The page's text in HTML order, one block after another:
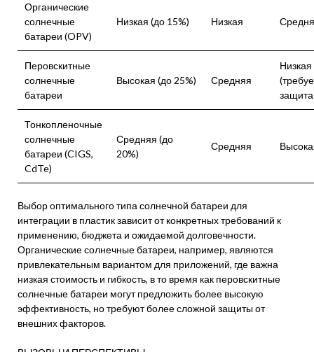
Органические
солнечные
батареи (OPV)
Низкая (до 15%) Низкая
Перовскитные
солнечные
батареи
Высокая (до 25%) Средняя
Низкая
защита
Тонкопленочные
солнечные
батареи (CIGS,
CdTe)
Средняя (до
20%)
Средняя
Выбор оптимального типа солнечной батареи для
интеграции в пластик зависит от конкретных требований к
применению, бюджета и ожидаемой долговечности.
Органические солнечные батареи, например, являются
привлекательным вариантом для приложений, где важна
низкая стоимость и гибкость, в то время как перовскитные
солнечные батареи могут предложить более высокую
эффективность, но требуют более сложной защиты от
внешних факторов.